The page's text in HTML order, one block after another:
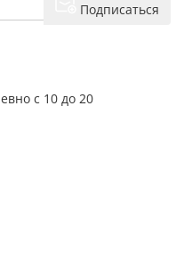
Подписаться
с 10 до 20